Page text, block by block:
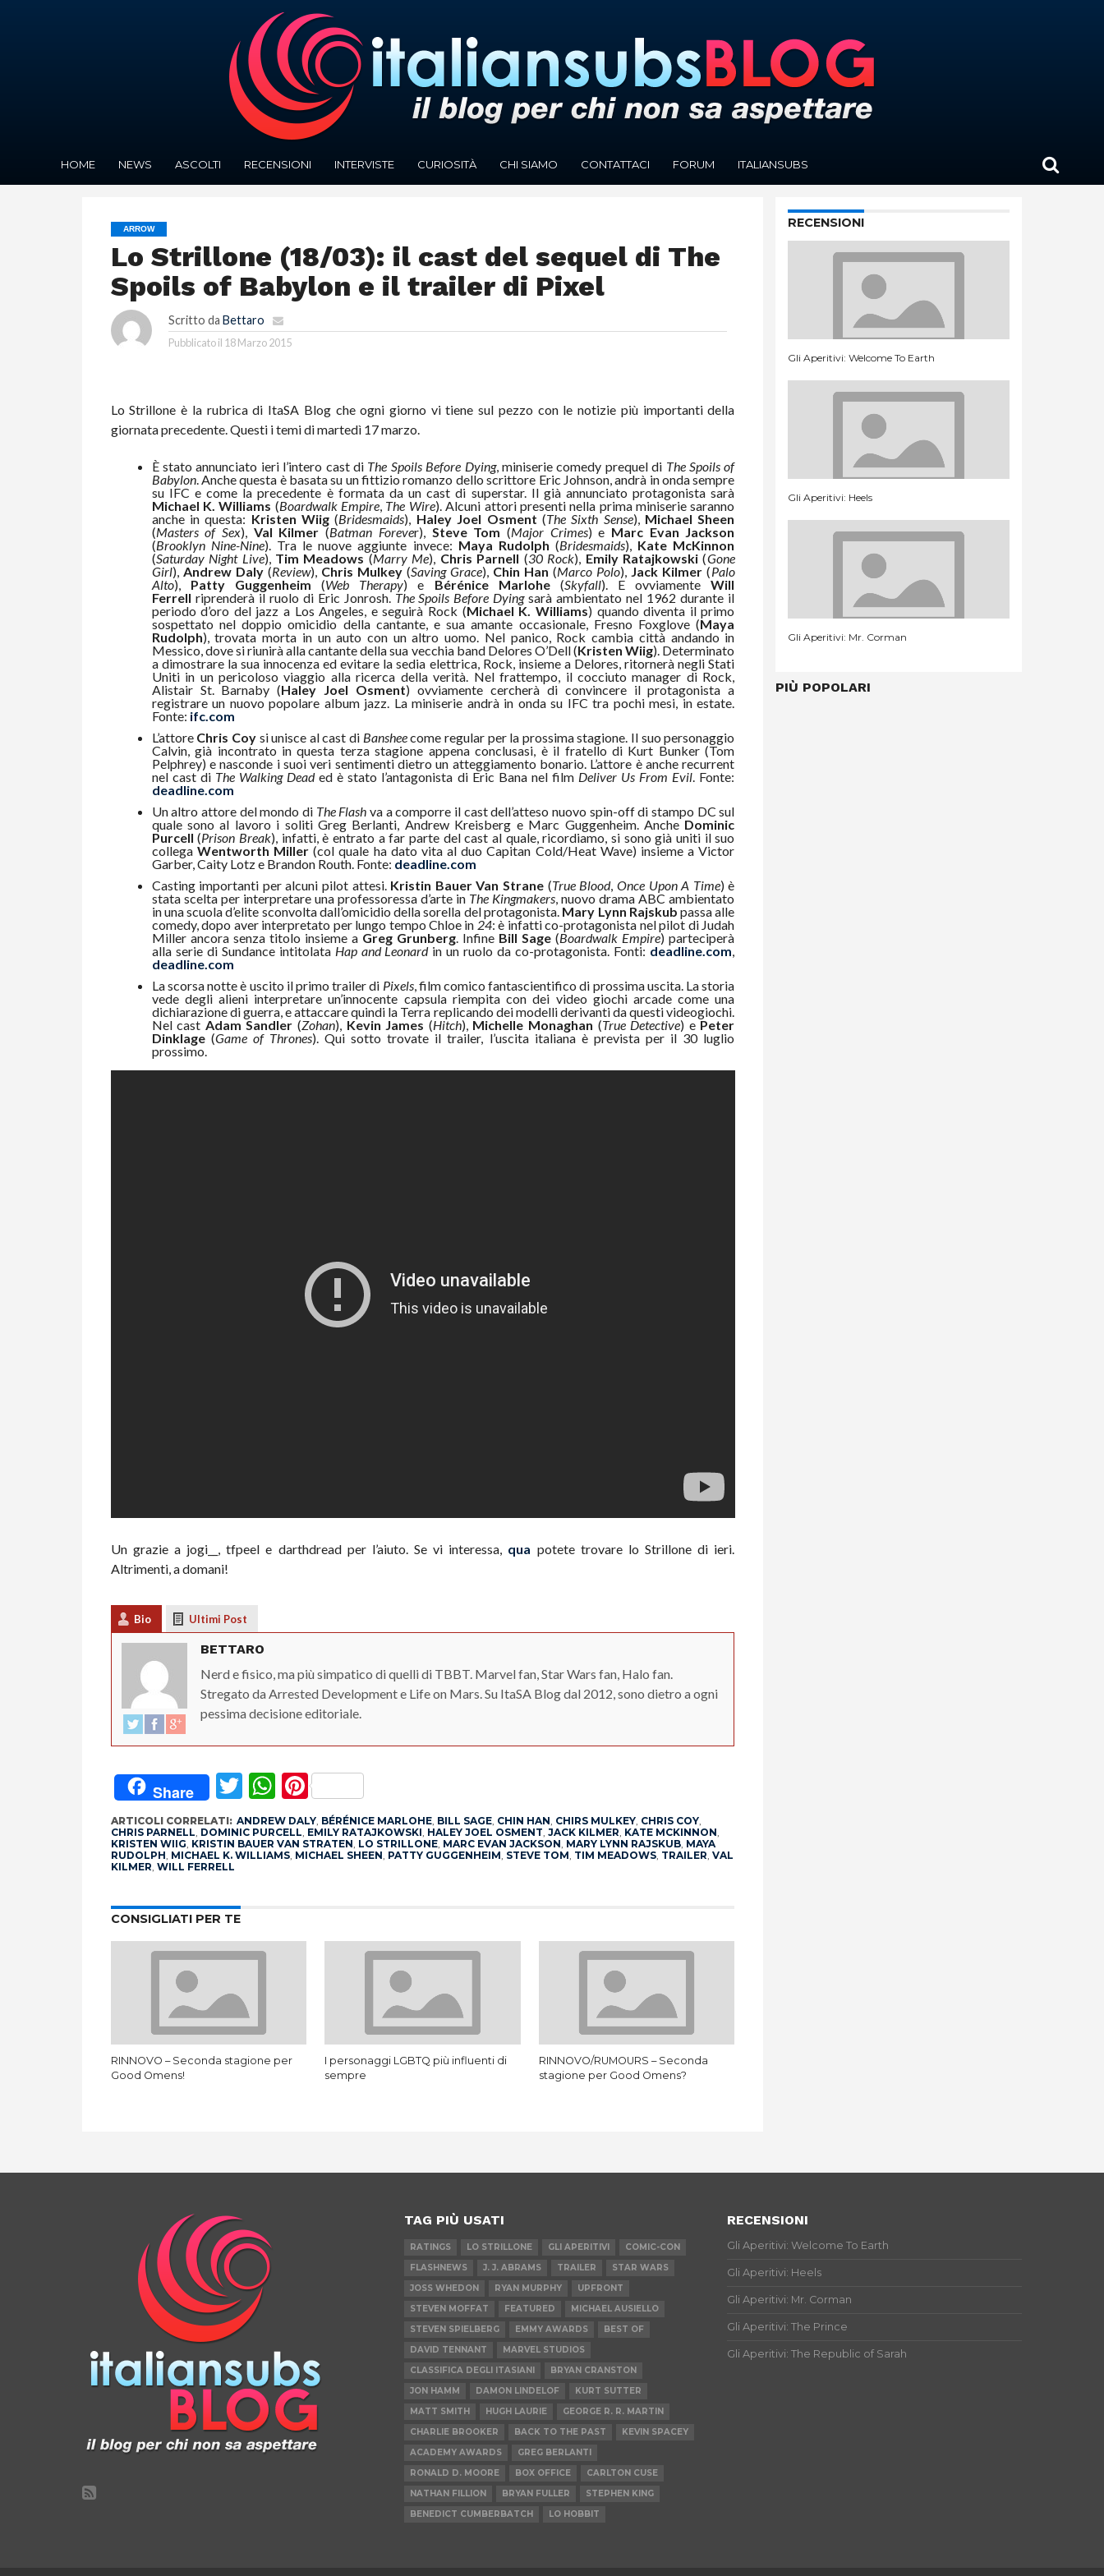
HOME NEWS ASCOLTI RECENSIONI INTERVISTE CURIOSITÀ CHI SIAMO CONTATTACI FORUM ITALIANSUBS
ARROW
Lo Strillone (18/03): il cast del sequel di The
Spoils of Babylon e il trailer di Pixel
Scritto da Bettaro
Pubblicato il 18 Marzo 2015
Lo Strillone è la rubrica di ItaSA Blog che ogni giorno vi tiene sul pezzo con le notizie più importanti della
giornata precedente. Questi i temi di martedì 17 marzo.
È stato annunciato ieri l’intero cast di The Spoils Before Dying, miniserie comedy prequel di The Spoils of
Babylon. Anche questa è basata su un fittizio romanzo dello scrittore Eric Johnson, andrà in onda sempre
su IFC e come la precedente è formata da un cast di superstar. Il già annunciato protagonista sarà
Michael K. Williams (Boardwalk Empire, The Wire). Alcuni attori presenti nella prima miniserie saranno
anche in questa: Kristen Wiig (Bridesmaids), Haley Joel Osment (The Sixth Sense), Michael Sheen
(Masters of Sex), Val Kilmer (Batman Forever), Steve Tom (Major Crimes) e Marc Evan Jackson
(Brooklyn Nine-Nine). Tra le nuove aggiunte invece: Maya Rudolph(Bridesmaids), Kate McKinnon
(Saturday Night Live), Tim Meadows(Marry Me), Chris Parnell (30 Rock), Emily Ratajkowski (Gone
Girl), Andrew Daly(Review), Chris Mulkey(Saving Grace), Chin Han (Marco Polo), Jack Kilmer (Palo
Alto), Patty Guggenheim (Web Therapy) e Bérénice Marlohe(Skyfall). E ovviamenteWill
Ferrell riprenderà il ruolo di Eric Jonrosh. The Spoils Before Dyingsarà ambientato nel 1962 durante il
periodo d’oro del jazz a Los Angeles, e seguirà Rock (Michael K. Williams) quando diventa il primo
sospettato nel doppio omicidio della cantante, e sua amante occasionale, Fresno Foxglove (Maya
Rudolph), trovata morta in un auto con un altro uomo. Nel panico, Rock cambia città andando in
Messico, dove si riunirà alla cantante della sua vecchia band Delores O’Dell (Kristen Wiig). Determinato
a dimostrare la sua innocenza ed evitare la sedia elettrica, Rock, insieme a Delores, ritornerà negli Stati
Uniti in un pericoloso viaggio alla ricerca della verità. Nel frattempo, il cocciuto manager di Rock,
Alistair St. Barnaby (Haley Joel Osment) ovviamente cercherà di convincere il protagonista a
registrare un nuovo popolare album jazz. La miniserie andrà in onda su IFC tra pochi mesi, in estate.
Fonte: ifc.com
L’attore Chris Coysi unisce al cast di Bansheecome regular per la prossima stagione. Il suo personaggio
Calvin, già incontrato in questa terza stagione appena conclusasi, è il fratello di Kurt Bunker (Tom
Pelphrey) e nasconde i suoi veri sentimenti dietro un atteggiamento bonario. L’attore è anche recurrent
nel cast di The Walking Deaded è stato l’antagonista di Eric Bana nel film Deliver Us From Evil. Fonte:
deadline.com
Un altro attore del mondo di The Flash va a comporre il cast dell’atteso nuovo spin-off di stampo DC sul
quale sono al lavoro i soliti Greg Berlanti, Andrew Kreisberg e Marc Guggenheim. Anche Dominic
Purcell (Prison Break), infatti, è entrato a far parte del cast al quale, ricordiamo, si sono già uniti il suo
collega Wentworth Miller (col quale ha dato vita al duo Capitan Cold/Heat Wave) insieme a Victor
Garber, Caity Lotz e Brandon Routh. Fonte: deadline.com
Casting importanti per alcuni pilot attesi. Kristin Bauer Van Strane (True Blood, Once Upon A Time) è
stata scelta per interpretare una professoressa d’arte in The Kingmakers, nuovo drama ABC ambientato
in una scuola d’elite sconvolta dall’omicidio della sorella del protagonista. Mary Lynn Rajskub passa alle
comedy, dopo aver interpretato per lungo tempo Chloe in 24: è infatti co-protagonista nel pilot di Judah
Miller ancora senza titolo insieme a Greg Grunberg. Infine Bill Sage (Boardwalk Empire) parteciperà
alla serie di Sundance intitolata Hap and Leonardin un ruolo da co-protagonista. Fonti: deadline.com,
deadline.com
La scorsa notte è uscito il primo trailer di Pixels, film comico fantascientifico di prossima uscita. La storia
vede degli alieni interpretare un’innocente capsula riempita con dei video giochi arcade come una
dichiarazione di guerra, e attaccare quindi la Terra replicando dei modelli derivanti da questi videogiochi.
Nel cast Adam Sandler (Zohan), Kevin James (Hitch), Michelle Monaghan (True Detective) ePeter
Dinklage (Game of Thrones). Qui sotto trovate il trailer, l’uscita italiana è prevista per il 30 luglio
prossimo.
Un grazie a jogi__, tfpeel e darthdread per l’aiuto. Se vi interessa, qua potete trovare lo Strillone di ieri.
Altrimenti, a domani!
Bio Ultimi Post
BETTARO
Nerd e fisico, ma più simpatico di quelli di TBBT. Marvel fan, Star Wars fan, Halo fan.
Stregato da Arrested Development e Life on Mars. Su ItaSA Blog dal 2012, sono dietro a ogni
pessima decisione editoriale.
Share Twitter
WhatsApp
Pinterest
ARTICOLI CORRELATI: ANDREW DALY, BÉRÉNICE MARLOHE, BILL SAGE, CHIN HAN, CHIRS MULKEY, CHRIS COY,
CHRIS PARNELL, DOMINIC PURCELL, EMILY RATAJKOWSKI, HALEY JOEL OSMENT, JACK KILMER, KATE MCKINNON,
KRISTEN WIIG, KRISTIN BAUER VAN STRATEN, LO STRILLONE, MARC EVAN JACKSON, MARY LYNN RAJSKUB, MAYA
RUDOLPH, MICHAEL K. WILLIAMS, MICHAEL SHEEN, PATTY GUGGENHEIM, STEVE TOM, TIM MEADOWS, TRAILER, VAL
KILMER, WILL FERRELL
CONSIGLIATI PER TE
RINNOVO – Seconda stagione per
Good Omens!
I personaggi LGBTQ più influenti di
sempre
RINNOVO/RUMOURS – Seconda
stagione per Good Omens?
RECENSIONI
Gli Aperitivi: Welcome To Earth
Gli Aperitivi: Heels
Gli Aperitivi: Mr. Corman
PIÙ POPOLARI
TAG PIÙ USATI
RATINGS LO STRILLONE GLI APERITIVI
COMIC-CON
FLASHNEWS
J. J. ABRAMS TRAILER
STAR WARS
JOSS WHEDON
RYAN MURPHY
UPFRONT
STEVEN MOFFAT
FEATURED
MICHAEL AUSIELLO
STEVEN SPIELBERG
EMMY AWARDS
BEST OF
DAVID TENNANT
MARVEL STUDIOS
CLASSIFICA DEGLI ITASIANI
BRYAN CRANSTON
JON HAMM
DAMON LINDELOF
KURT SUTTER
MATT SMITH
HUGH LAURIE
GEORGE R. R. MARTIN
CHARLIE BROOKER
BACK TO THE PAST
KEVIN SPACEY
ACADEMY AWARDS
GREG BERLANTI
RONALD D. MOORE
BOX OFFICE
CARLTON CUSE
NATHAN FILLION
BRYAN FULLER
STEPHEN KING
BENEDICT CUMBERBATCH
LO HOBBIT
RECENSIONI
Gli Aperitivi: Welcome To Earth
Gli Aperitivi: Heels
Gli Aperitivi: Mr. Corman
Gli Aperitivi: The Prince
Gli Aperitivi: The Republic of Sarah